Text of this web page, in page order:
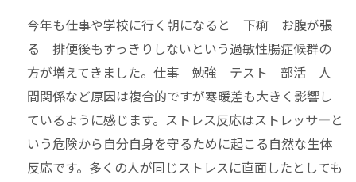
今年も仕事や学校に行く朝になると 下痢 お腹が張
る 排便後もすっきりしないという過敏性腸症候群の
方が増えてきました。仕事 勉強 テスト 部活 人
間関係など原因は複合的ですが寒暖差も大きく影響し
ているように感じます。ストレス反応はストレッサ―と
いう危険から自分自身を守るために起こる自然な生体
反応です。多くの人が同じストレスに直面したとしても